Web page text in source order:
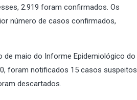
2.919 foram confirmados. Os
número de casos confirmados,
de maio do Informe Epidemiológico do
foram notificados 15 casos suspeitos
descartados.